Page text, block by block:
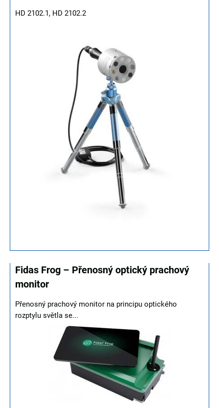
HD 2102.1, HD 2102.2
Fidas Frog – Přenosný optický prachový
monitor
Přenosný prachový monitor na principu optického
rozptylu světla se...